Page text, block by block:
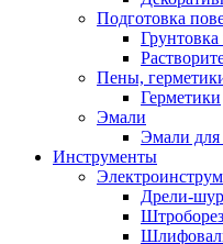
Подготовка
Пены,
Герметики
Эмали
Эмали
Инструменты
Дрели-